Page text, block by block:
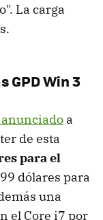
La carga
GPD Win 3
a
de esta
para el
dólares para
una
el Core i7 por